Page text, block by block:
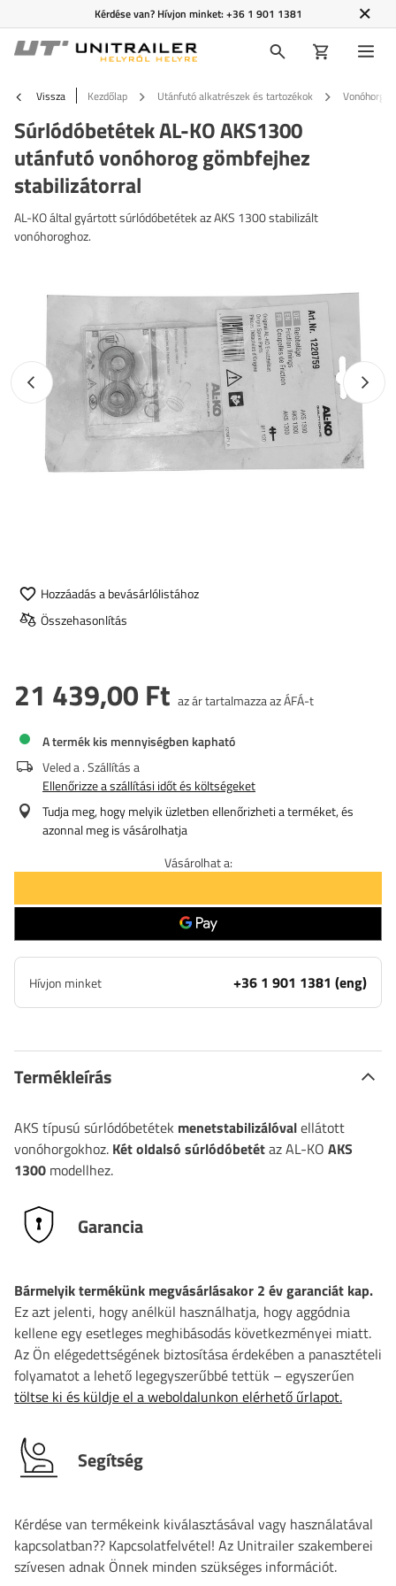
Kérdése van? Hívjon minket:+36 1 901 1381
Vissza Kezdőlap Utánfutó alkatrészek és tartozékok
Súrlódóbetétek AL-KO AKS1300
utánfutó vonóhorog gömbfejhez
stabilizátorral
AL-KO által gyártott súrlódóbetétek az AKS 1300 stabilizált
vonóhoroghoz.
Előző fotó
Hozzáadás a bevásárlólistához
Összehasonlítás
21 439,00 Ft az ár tartalmazza az ÁFÁ-t
A termék kis mennyiségben kapható
Veled a. Szállítás a
Ellenőrizze a szállítási időt és költségeket
Tudja meg, hogy melyik üzletben ellenőrizheti a terméket, és
azonnal meg is vásárolhatja
Vásárolhat a:
Hívjon minket +36 1 901 1381 (eng)
Termékleírás
AKS típusú súrlódóbetétek menetstabilizálóvalellátott
vonóhorgokhoz. Két oldalsó súrlódóbetétaz AL-KO AKS
1300 modellhez.
Garancia
Bármelyik termékünk megvásárlásakor 2 év garanciát kap.
Ez azt jelenti, hogy anélkül használhatja, hogy aggódnia
kellene egy esetleges meghibásodás következményei miatt.
Az Ön elégedettségének biztosítása érdekében a panasztételi
folyamatot a lehető legegyszerűbbé tettük – egyszerűen
töltse ki és küldje el a weboldalunkon elérhető űrlapot.
Segítség
Kérdése van termékeink kiválasztásával vagy használatával
kapcsolatban?? Kapcsolatfelvétel! Az Unitrailer szakemberei
szívesen adnak Önnek minden szükséges információt.